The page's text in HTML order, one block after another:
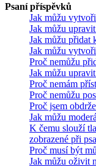
Psaní příspěvků
Jak můžu
Jak můžu
Jak můžu přidat
Jak můžu
Proč nemůžu
Jak můžu
Proč nemám
Proč nemůžu
Proč jsem
Jak můžu
K čemu slouží
zobrazené při
Proč musí být
Jak můžu oživit